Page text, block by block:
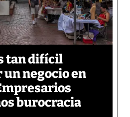
tan difícil
negocio en
burocracia